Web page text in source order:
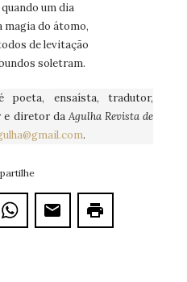
um dia
magia do átomo,
de levitação
soletram.
poeta, ensaísta, tradutor,
e diretor da Agulha Revista de
.